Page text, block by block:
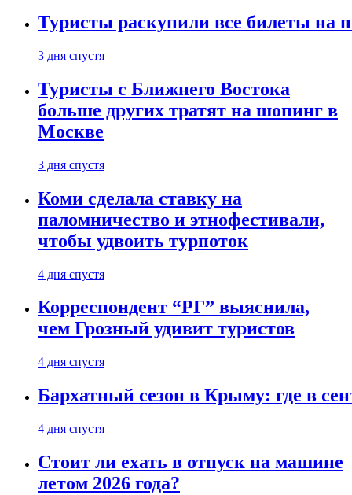
Туристы раскупили все билеты на
3 дня спустя
Туристы с Ближнего Востока
больше других тратят на шопинг в
Москве
3 дня спустя
Коми сделала ставку на
паломничество и этнофестивали,
чтобы удвоить турпоток
4 дня спустя
Корреспондент “РГ” выяснила,
чем Грозный удивит туристов
4 дня спустя
Бархатный сезон в Крыму: где в
4 дня спустя
Стоит ли ехать в отпуск на машине
летом 2026 года?